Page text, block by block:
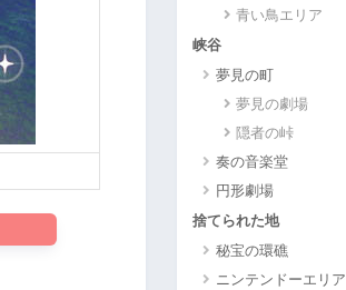
青い鳥エリア
峡谷
夢見の町
夢見の劇場
隠者の峠
奏の音楽堂
円形劇場
捨てられた地
秘宝の環礁
ニンテンドーエリア